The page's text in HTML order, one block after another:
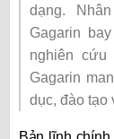
dạng.
Gagarin
nghiên
Gagarin
dục, đào tạo